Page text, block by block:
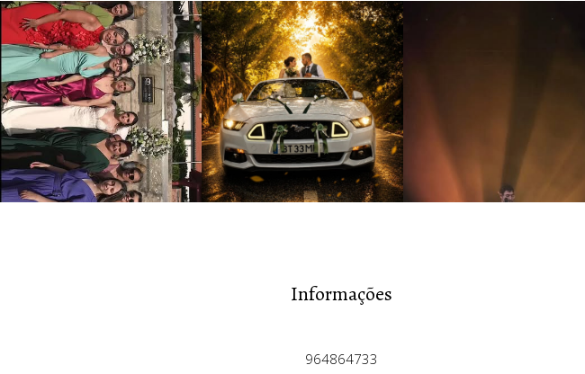
Informações
964864733